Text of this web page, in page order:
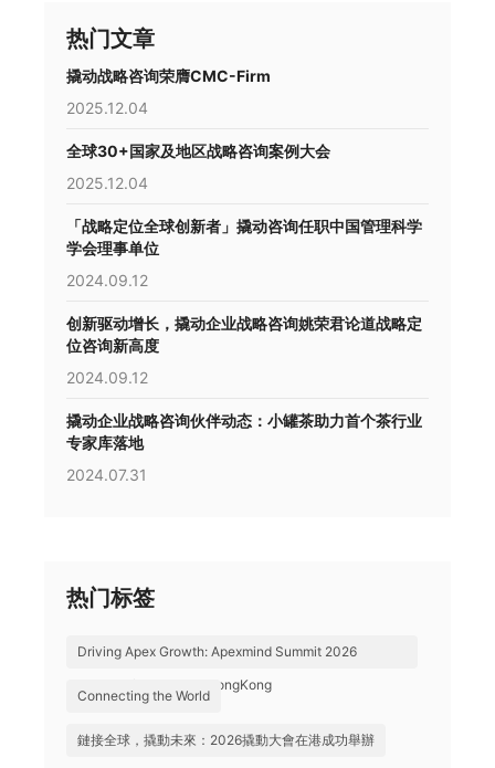
热门文章
撬动战略咨询荣膺CMC-Firm
2025.12.04
全球30+国家及地区战略咨询案例大会
2025.12.04
「战略定位全球创新者」撬动咨询任职中国管理科学
学会理事单位
2024.09.12
创新驱动增长，撬动企业战略咨询姚荣君论道战略定
位咨询新高度
2024.09.12
撬动企业战略咨询伙伴动态：小罐茶助力首个茶行业
专家库落地
2024.07.31
热门标签
Driving Apex Growth: Apexmind Summit 2026
Successfully Held in HongKong
Connecting the World
鏈接全球，撬動未來：2026撬動大會在港成功舉辦